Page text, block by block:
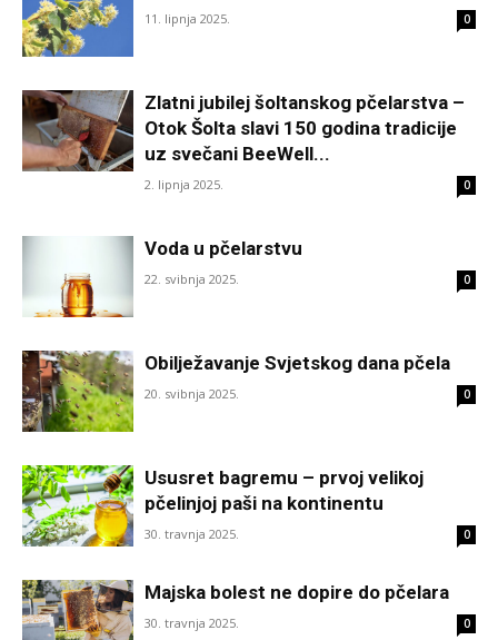
11. lipnja 2025. 0
Zlatni jubilej šoltanskog pčelarstva –
Otok Šolta slavi 150 godina tradicije
uz svečani BeeWell...
2. lipnja 2025. 0
Voda u pčelarstvu
22. svibnja 2025. 0
Obilježavanje Svjetskog dana pčela
20. svibnja 2025. 0
Ususret bagremu – prvoj velikoj
pčelinjoj paši na kontinentu
30. travnja 2025. 0
Majska bolest ne dopire do pčelara
30. travnja 2025. 0